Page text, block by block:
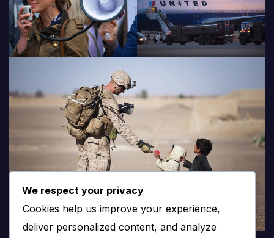
We respect your privacy
Cookies help us improve your experience,
deliver personalized content, and analyze